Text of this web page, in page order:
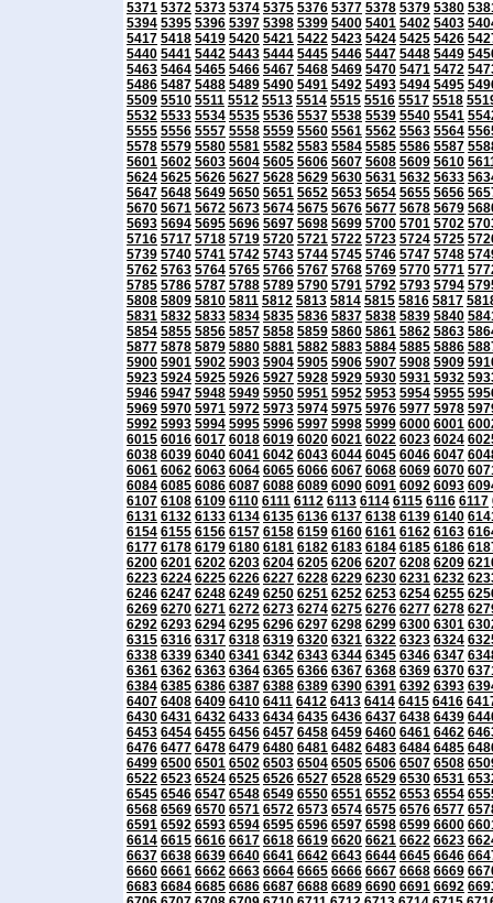
5371 5372 5373 5374 5375 5376 5377 5378 5379 5380
5394 5395 5396 5397 5398 5399 5400 5401 5402 5403
5417 5418 5419 5420 5421 5422 5423 5424 5425 5426
5440 5441 5442 5443 5444 5445 5446 5447 5448 5449
5463 5464 5465 5466 5467 5468 5469 5470 5471 5472
5486 5487 5488 5489 5490 5491 5492 5493 5494 5495
5509 5510 5511 5512 5513 5514 5515 5516 5517 5518
5532 5533 5534 5535 5536 5537 5538 5539 5540 5541
5555 5556 5557 5558 5559 5560 5561 5562 5563 5564
5578 5579 5580 5581 5582 5583 5584 5585 5586 5587
5601 5602 5603 5604 5605 5606 5607 5608 5609 5610
5624 5625 5626 5627 5628 5629 5630 5631 5632 5633
5647 5648 5649 5650 5651 5652 5653 5654 5655 5656
5670 5671 5672 5673 5674 5675 5676 5677 5678 5679
5693 5694 5695 5696 5697 5698 5699 5700 5701 5702
5716 5717 5718 5719 5720 5721 5722 5723 5724 5725
5739 5740 5741 5742 5743 5744 5745 5746 5747 5748
5762 5763 5764 5765 5766 5767 5768 5769 5770 5771
5785 5786 5787 5788 5789 5790 5791 5792 5793 5794
5808 5809 5810 5811 5812 5813 5814 5815 5816 5817
5831 5832 5833 5834 5835 5836 5837 5838 5839 5840
5854 5855 5856 5857 5858 5859 5860 5861 5862 5863
5877 5878 5879 5880 5881 5882 5883 5884 5885 5886
5900 5901 5902 5903 5904 5905 5906 5907 5908 5909
5923 5924 5925 5926 5927 5928 5929 5930 5931 5932
5946 5947 5948 5949 5950 5951 5952 5953 5954 5955
5969 5970 5971 5972 5973 5974 5975 5976 5977 5978
5992 5993 5994 5995 5996 5997 5998 5999 6000 6001
6015 6016 6017 6018 6019 6020 6021 6022 6023 6024
6038 6039 6040 6041 6042 6043 6044 6045 6046 6047
6061 6062 6063 6064 6065 6066 6067 6068 6069 6070
6084 6085 6086 6087 6088 6089 6090 6091 6092 6093
6107 6108 6109 6110 6111 6112 6113 6114 6115 6116 6117
6131 6132 6133 6134 6135 6136 6137 6138 6139 6140
6154 6155 6156 6157 6158 6159 6160 6161 6162 6163
6177 6178 6179 6180 6181 6182 6183 6184 6185 6186
6200 6201 6202 6203 6204 6205 6206 6207 6208 6209
6223 6224 6225 6226 6227 6228 6229 6230 6231 6232
6246 6247 6248 6249 6250 6251 6252 6253 6254 6255
6269 6270 6271 6272 6273 6274 6275 6276 6277 6278
6292 6293 6294 6295 6296 6297 6298 6299 6300 6301
6315 6316 6317 6318 6319 6320 6321 6322 6323 6324
6338 6339 6340 6341 6342 6343 6344 6345 6346 6347
6361 6362 6363 6364 6365 6366 6367 6368 6369 6370
6384 6385 6386 6387 6388 6389 6390 6391 6392 6393
6407 6408 6409 6410 6411 6412 6413 6414 6415 6416
6430 6431 6432 6433 6434 6435 6436 6437 6438 6439
6453 6454 6455 6456 6457 6458 6459 6460 6461 6462
6476 6477 6478 6479 6480 6481 6482 6483 6484 6485
6499 6500 6501 6502 6503 6504 6505 6506 6507 6508
6522 6523 6524 6525 6526 6527 6528 6529 6530 6531
6545 6546 6547 6548 6549 6550 6551 6552 6553 6554
6568 6569 6570 6571 6572 6573 6574 6575 6576 6577
6591 6592 6593 6594 6595 6596 6597 6598 6599 6600
6614 6615 6616 6617 6618 6619 6620 6621 6622 6623
6637 6638 6639 6640 6641 6642 6643 6644 6645 6646
6660 6661 6662 6663 6664 6665 6666 6667 6668 6669
6683 6684 6685 6686 6687 6688 6689 6690 6691 6692